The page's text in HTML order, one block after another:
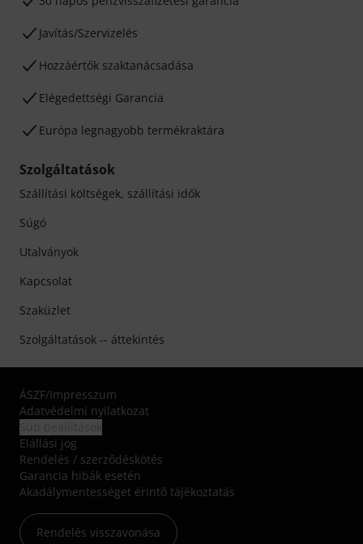
Javítás/Szervizelés
Hozzáértők szaktanácsadása
Elégedettségi Garancia
Európa legnagyobb termékraktára
Szolgáltatások
Szállítási költségek, szállítási idők
Súgó
Utalványok
Kapcsolat
Szaküzlet
Szolgáltatások -- áttekintés
ÁSZF/Impresszum
Adatvédelmi nyilatkozat
Elállási jog
Rendelés / szerződéskötés
Garancia hibák esetén
Akadálymentességet érintő tájékoztatás
Rendelés visszavonása